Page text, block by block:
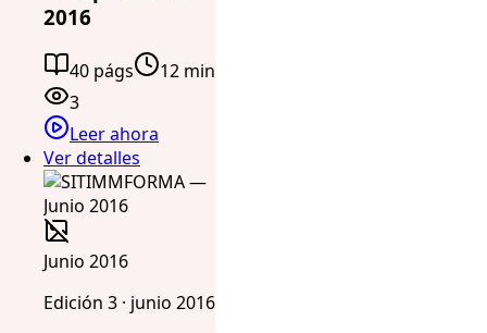
2016
40 págs
12 min
3
Leer ahora
Ver detalles
Junio 2016
Edición 3 · junio 2016